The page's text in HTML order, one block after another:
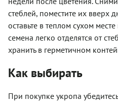
стеблей, поместите их вверх
оставьте в теплом сухом
семена легко отделятся от
хранить в герметичном
Как выбирать
При покупке укропа